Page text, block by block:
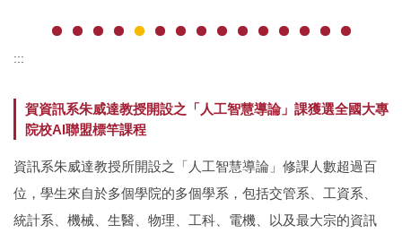
:::
賀資訊系朱威達教授開設之「人工智慧導論」課獲選全國大專
院校AI聯盟標竿課程
資訊系朱威達教授所開設之「人工智慧導論」修課人數超過百
位，學生來自於多個學院的多個學系，包括交管系、工資系、
統計系、機械、生醫、物理、工科、電機、以及最大宗的資訊